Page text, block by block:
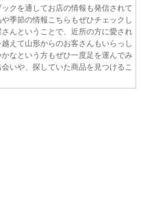
クを通してお店の情報も発信されて
季節の情報こちらもぜひチェックし
んということで、近所の方に愛され
えて山形からのお客さんもいらっし
なという方もぜひ一度足を運んでみ
いや、探していた商品を見つけるこ